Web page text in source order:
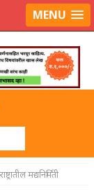
MENU
शहर
मद्यनिर्मिती